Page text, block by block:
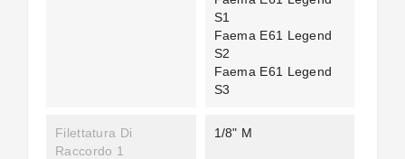
S1
Faema E61 Legend
S2
Faema E61 Legend
S3
Filettatura Di
Raccordo 1
1/8" M